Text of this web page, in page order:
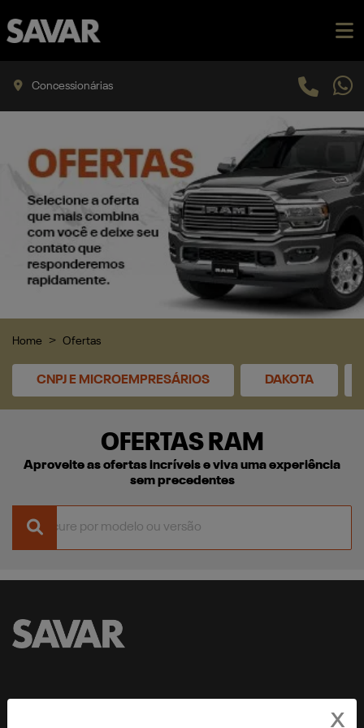
Concessionárias
Home Ofertas
CNPJ E MICROEMPRESÁRIOS DAKOTA
OFERTAS RAM
Aproveite as ofertas incríveis e viva uma experiência
sem precedentes
X